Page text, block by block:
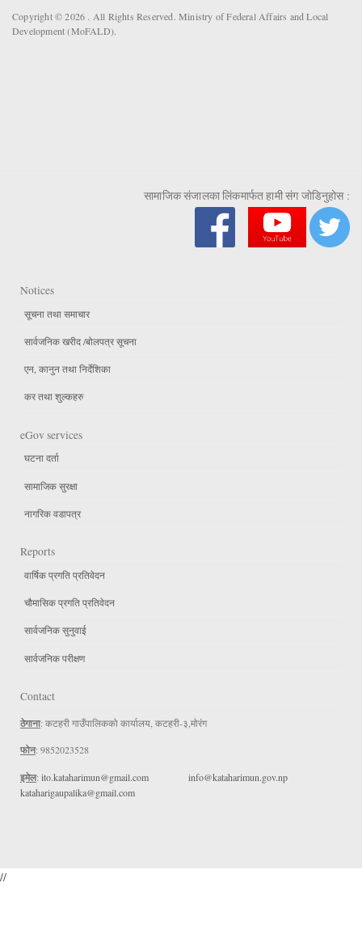
Copyright © 2026 . All Rights Reserved. Ministry of Federal Affairs and Local
Development (MoFALD).
सामाजिक संजालका लिंकमार्फत हामी संग जोडिनुहोस :
Notices
सूचना तथा समाचार
सार्वजनिक खरीद /बोलपत्र सूचना
एन, कानुन तथा निर्देशिका
कर तथा शुल्कहरु
eGov services
घटना दर्ता
सामाजिक सुरक्षा
नागरिक वडापत्र
Reports
वार्षिक प्रगति प्रतिवेदन
चौमासिक प्रगति प्रतिवेदन
सार्वजनिक सुनुवाई
सार्वजनिक परीक्षण
Contact
ठेगाना: कटहरी गाउँपालिकको कार्यालय, कटहरी-३,मोरंग
फोन: 9852023528
इमेल: ito.kataharimun@gmail.com
info@kataharimun.gov.np
kataharigaupalika@gmail.com
//